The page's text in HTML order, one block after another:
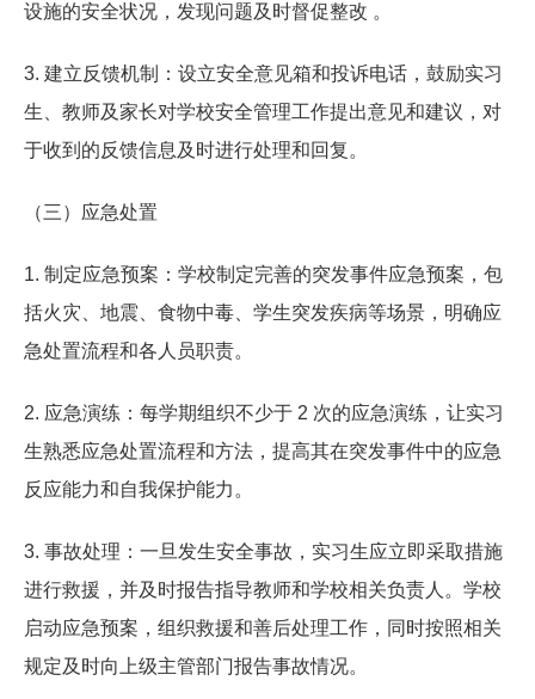
设施的安全状况，发现问题及时督促整改 。
3. 建立反馈机制：设立安全意见箱和投诉电话，鼓励实习
生、教师及家长对学校安全管理工作提出意见和建议，对
于收到的反馈信息及时进行处理和回复。
（三）应急处置
1. 制定应急预案：学校制定完善的突发事件应急预案，包
括火灾、地震、食物中毒、学生突发疾病等场景，明确应
急处置流程和各人员职责。
2. 应急演练：每学期组织不少于 2 次的应急演练，让实习
生熟悉应急处置流程和方法，提高其在突发事件中的应急
反应能力和自我保护能力。
3. 事故处理：一旦发生安全事故，实习生应立即采取措施
进行救援，并及时报告指导教师和学校相关负责人。学校
启动应急预案，组织救援和善后处理工作，同时按照相关
规定及时向上级主管部门报告事故情况。